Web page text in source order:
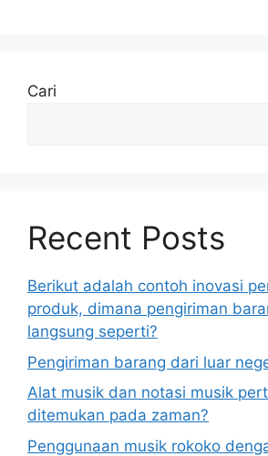
Cari
Recent Posts
Berikut adalah contoh inovasi
produk, dimana pengiriman
langsung seperti?
Pengiriman barang dari luar
Alat musik dan notasi musik
ditemukan pada zaman?
Penggunaan musik rokoko